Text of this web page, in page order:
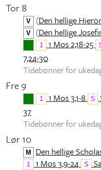
Tor 8
V (Den hellige
V (Den hellige
1 1 Mos 2,18-25
7,24-30
Tidebønner for
Fre 9
1 1 Mos 3,1-8 S
37
Tidebønner for
Lør 10
M Den hellige
1 1 Mos 3,9-24 S